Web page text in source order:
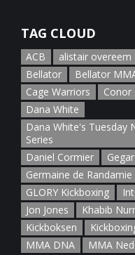
TAG CLOUD
ACB alistair overeem
Bellator
Bellator
Cage Warriors
Conor
Dana White
Dana White's Tuesday
Series
Daniel Cormier
Germaine de Randamie
GLORY Kickboxing
Jon Jones
Khabib
Kickboksen
MMA DNA
MMA